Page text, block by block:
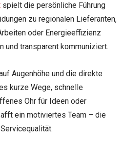
spielt die persönliche Führung
zu regionalen Lieferanten,
oder Energieeffizienz
transparent kommuniziert.
Augenhöhe und die direkte
kurze Wege, schnelle
Ohr für Ideen oder
ein motiviertes Team – die